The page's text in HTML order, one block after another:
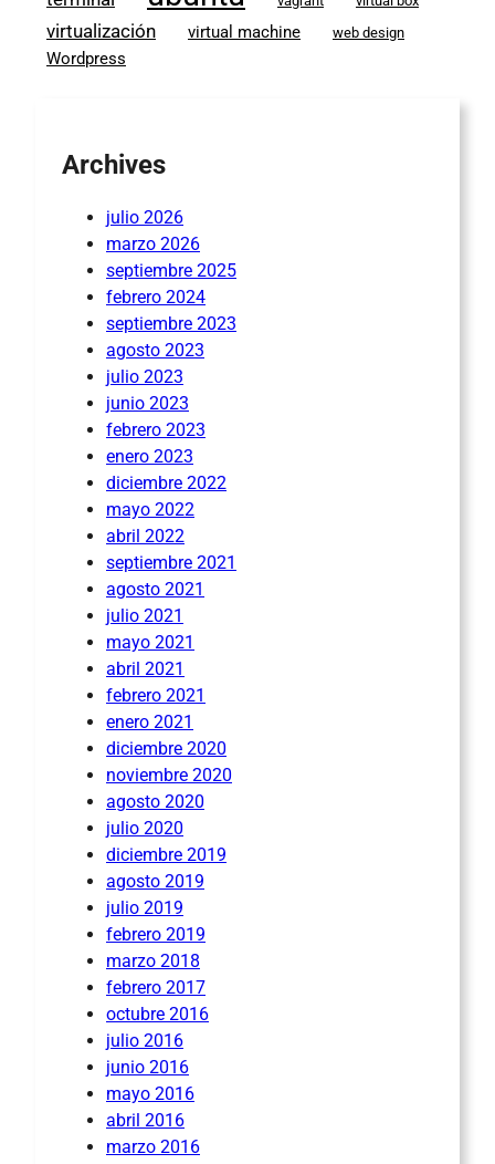
virtualización virtual machine web design
Wordpress
Archives
julio 2026
marzo 2026
septiembre 2025
febrero 2024
septiembre 2023
agosto 2023
julio 2023
junio 2023
febrero 2023
enero 2023
diciembre 2022
mayo 2022
abril 2022
septiembre 2021
agosto 2021
julio 2021
mayo 2021
abril 2021
febrero 2021
enero 2021
diciembre 2020
noviembre 2020
agosto 2020
julio 2020
diciembre 2019
agosto 2019
julio 2019
febrero 2019
marzo 2018
febrero 2017
octubre 2016
julio 2016
junio 2016
mayo 2016
abril 2016
marzo 2016